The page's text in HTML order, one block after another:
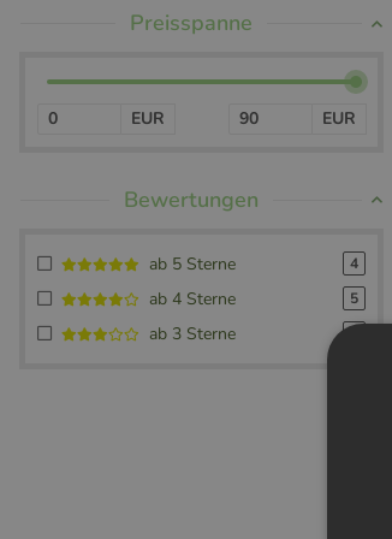
Preisspanne
EUR EUR
Bewertungen
ab 5 Sterne 4
ab 4 Sterne 5
ab 3 Sterne